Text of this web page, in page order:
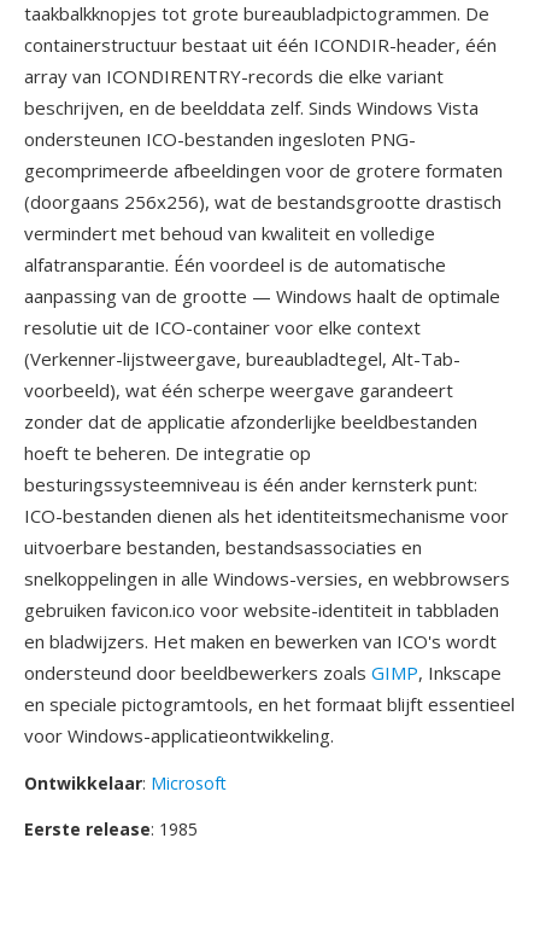
taakbalkknopjes tot grote bureaubladpictogrammen. De
containerstructuur bestaat uit één ICONDIR-header, één
array van ICONDIRENTRY-records die elke variant
beschrijven, en de beelddata zelf. Sinds Windows Vista
ondersteunen ICO-bestanden ingesloten PNG-
gecomprimeerde afbeeldingen voor de grotere formaten
(doorgaans 256x256), wat de bestandsgrootte drastisch
vermindert met behoud van kwaliteit en volledige
alfatransparantie. Één voordeel is de automatische
aanpassing van de grootte — Windows haalt de optimale
resolutie uit de ICO-container voor elke context
(Verkenner-lijstweergave, bureaubladtegel, Alt-Tab-
voorbeeld), wat één scherpe weergave garandeert
zonder dat de applicatie afzonderlijke beeldbestanden
hoeft te beheren. De integratie op
besturingssysteemniveau is één ander kernsterk punt:
ICO-bestanden dienen als het identiteitsmechanisme voor
uitvoerbare bestanden, bestandsassociaties en
snelkoppelingen in alle Windows-versies, en webbrowsers
gebruiken favicon.ico voor website-identiteit in tabbladen
en bladwijzers. Het maken en bewerken van ICO's wordt
ondersteund door beeldbewerkers zoals GIMP, Inkscape
en speciale pictogramtools, en het formaat blijft essentieel
voor Windows-applicatieontwikkeling.
Ontwikkelaar: Microsoft
Eerste release: 1985